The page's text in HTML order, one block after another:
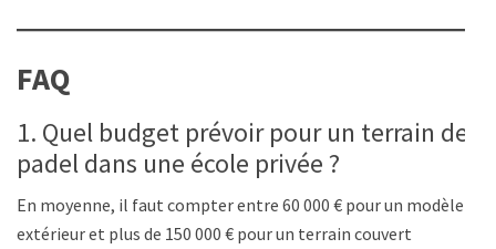
FAQ
1. Quel budget prévoir pour un terrain de
padel dans une école privée ?
En moyenne, il faut compter entre 60 000 € pour un modèle
extérieur et plus de 150 000 € pour un terrain couvert